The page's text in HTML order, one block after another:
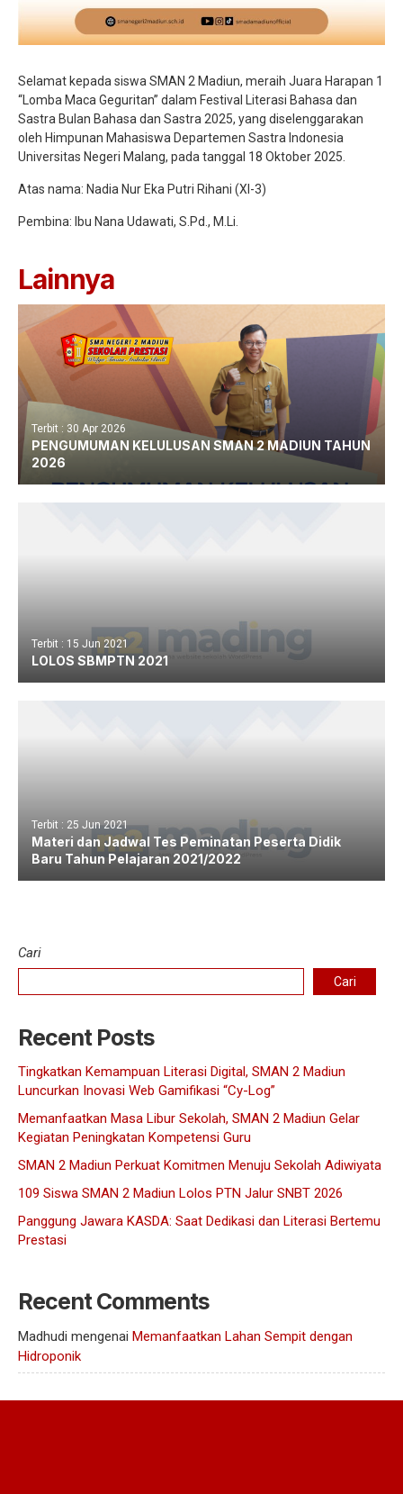
Selamat kepada siswa SMAN 2 Madiun, meraih Juara Harapan 1
“Lomba Maca Geguritan” dalam Festival Literasi Bahasa dan
Sastra Bulan Bahasa dan Sastra 2025, yang diselenggarakan
oleh Himpunan Mahasiswa Departemen Sastra Indonesia
Universitas Negeri Malang, pada tanggal 18 Oktober 2025.
Atas nama: Nadia Nur Eka Putri Rihani (XI-3)
Pembina: Ibu Nana Udawati, S.Pd., M.Li.
Lainnya
Terbit : 30 Apr 2026
PENGUMUMAN KELULUSAN SMAN 2 MADIUN TAHUN
2026
Terbit : 15 Jun 2021
LOLOS SBMPTN 2021
Terbit : 25 Jun 2021
Materi dan Jadwal Tes Peminatan Peserta Didik
Baru Tahun Pelajaran 2021/2022
Cari
Cari
Recent Posts
Tingkatkan Kemampuan Literasi Digital, SMAN 2 Madiun
Luncurkan Inovasi Web Gamifikasi “Cy-Log”
Memanfaatkan Masa Libur Sekolah, SMAN 2 Madiun Gelar
Kegiatan Peningkatan Kompetensi Guru
SMAN 2 Madiun Perkuat Komitmen Menuju Sekolah Adiwiyata
109 Siswa SMAN 2 Madiun Lolos PTN Jalur SNBT 2026
Panggung Jawara KASDA: Saat Dedikasi dan Literasi Bertemu
Prestasi
Recent Comments
Madhudi mengenai Memanfaatkan Lahan Sempit dengan
Hidroponik